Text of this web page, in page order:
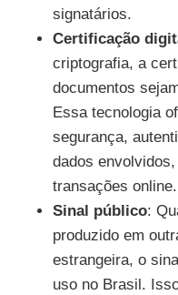
signatários.
Certificação
criptografia, a
documentos
Essa tecnologia
segurança,
dados
transações online.
Sinal público:
produzido em
estrangeira, o
uso no Brasil.